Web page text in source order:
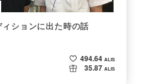
ションに出た時の話
494.64 ALIS
35.87 ALIS